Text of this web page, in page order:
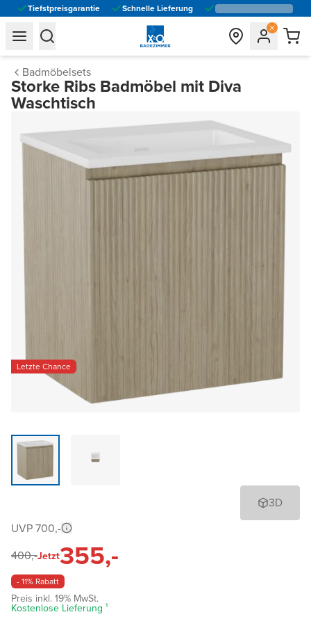
Tiefstpreisgarantie Schnelle Lieferung
general.navigation.toggle_menu.label
general.navigation.toggle_menu.label
Badmöbelsets
Storke Ribs Badmöbel mit Diva
Waschtisch
Letzte Chance
3D
UVP 700,-
400,-Jetzt355,-
- 11% Rabatt
Preis inkl. 19% MwSt.
Kostenlose Lieferung ¹